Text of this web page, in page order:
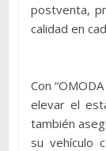
postventa,
calidad en
Con
elevar el
también
su vehículo